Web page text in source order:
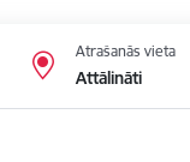
Atrašanās vieta
Attālināti